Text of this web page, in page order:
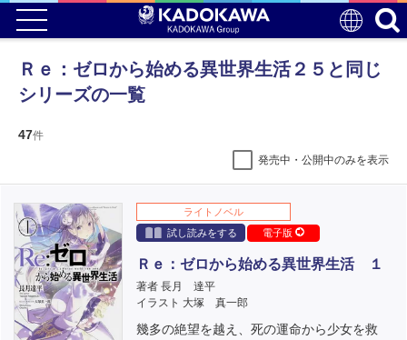
Ｒｅ：ゼロから始める異世界生活２５と同じ
シリーズの一覧
47件
発売中・公開中のみを表示
ライトノベル
試し読みをする
電子版
Ｒｅ：ゼロから始める異世界生活 １
著者 長月 達平
イラスト 大塚 真一郎
幾多の絶望を越え、死の運命から少女を救